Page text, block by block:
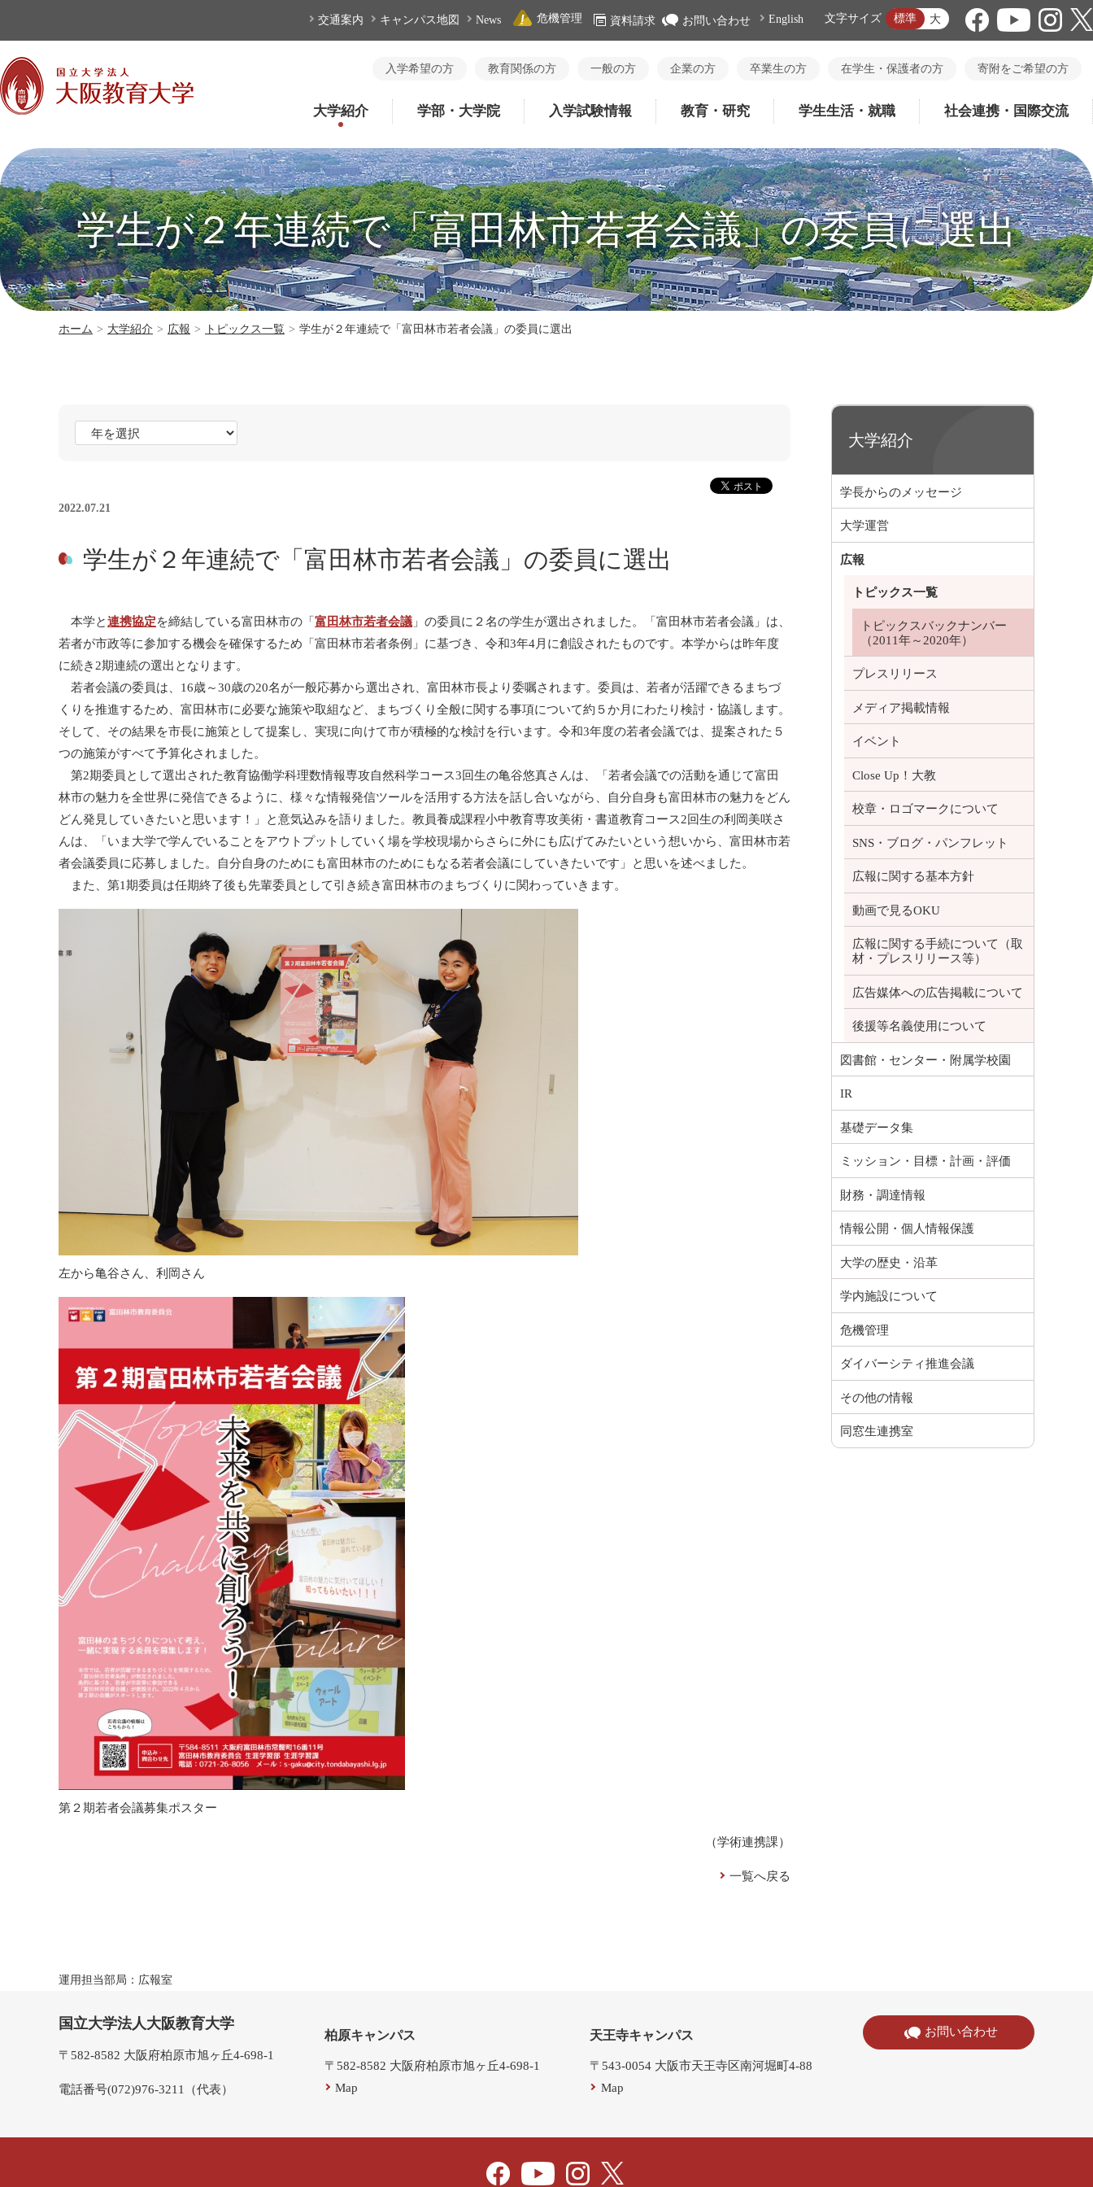
交通案内 キャンパス地図 News 危機管理 資料請求 お問い合わせ English 文字サイズ 標準 大
入学希望の方 教育関係の方 一般の方 企業の方 卒業生の方 在学生・保護者の方 寄附をご希望の方
大学紹介 学部・大学院 入学試験情報 教育・研究 学生生活・就職 社会連携・国際交流
学生が２年連続で「富田林市若者会議」の委員に選出
ホーム > 大学紹介 > 広報 > トピックス一覧 > 学生が２年連続で「富田林市若者会議」の委員に選出
2022.07.21
学生が２年連続で「富田林市若者会議」の委員に選出
本学と連携協定を締結している富田林市の「富田林市若者会議 」の委員に２名の学生が選出されました。「富田林市若者会議」は、
若者が市政等に参加する機会を確保するため「富田林市若者条例」に基づき、令和3年4月に創設されたものです。本学からは昨年度
に続き2期連続の選出となります。
若者会議の委員は、16歳～30歳の20名が一般応募から選出され、富田林市長より委嘱されます。委員は、若者が活躍できるまちづ
くりを推進するため、富田林市に必要な施策や取組など、まちづくり全般に関する事項について約５か月にわたり検討・協議します。
そして、その結果を市長に施策として提案し、実現に向けて市が積極的な検討を行います。令和3年度の若者会議では、提案された５
つの施策がすべて予算化されました。
第2期委員として選出された教育協働学科理数情報専攻自然科学コース3回生の亀谷悠真さんは、「若者会議での活動を通じて富田
林市の魅力を全世界に発信できるように、様々な情報発信ツールを活用する方法を話し合いながら、自分自身も富田林市の魅力をどん
どん発見していきたいと思います！」と意気込みを語りました。教員養成課程小中教育専攻美術・書道教育コース2回生の利岡美咲さ
んは、「いま大学で学んでいることをアウトプットしていく場を学校現場からさらに外にも広げてみたいという想いから、富田林市若
者会議委員に応募しました。自分自身のためにも富田林市のためにもなる若者会議にしていきたいです」と思いを述べました。
また、第1期委員は任期終了後も先輩委員として引き続き富田林市のまちづくりに関わっていきます。
左から亀谷さん、利岡さん
第２期若者会議募集ポスター
（学術連携課）
一覧へ戻る
大学紹介
学長からのメッセージ
大学運営
広報
トピックス一覧
トピックスバックナンバー
（2011年～2020年）
プレスリリース
メディア掲載情報
イベント
Close Up！大教
校章・ロゴマークについて
SNS・ブログ・パンフレット
広報に関する基本方針
動画で見るOKU
広報に関する手続について（取
材・プレスリリース等）
広告媒体への広告掲載について
後援等名義使用について
図書館・センター・附属学校園
IR
基礎データ集
ミッション・目標・計画・評価
財務・調達情報
情報公開・個人情報保護
大学の歴史・沿革
学内施設について
危機管理
ダイバーシティ推進会議
その他の情報
同窓生連携室
運用担当部局：広報室
国立大学法人大阪教育大学
〒582-8582 大阪府柏原市旭ヶ丘4-698-1
電話番号(072)976-3211（代表）
柏原キャンパス
〒582-8582 大阪府柏原市旭ヶ丘4-698-1
Map
天王寺キャンパス
〒543-0054 大阪市天王寺区南河堀町4-88
Map
お問い合わせ